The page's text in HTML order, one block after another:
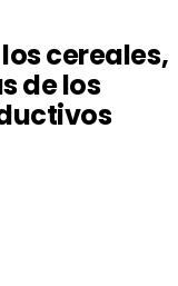
cereales,
de los